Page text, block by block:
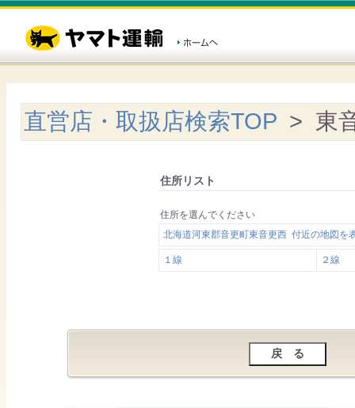
直営店・取扱店検索TOP > 東
住所リスト
住所を選んでください
北海道河東郡音更町東音更西 付近の地図を
１線 ２線